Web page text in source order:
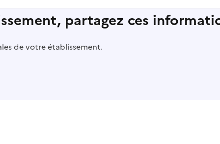
partagez ces
de votre établissement.